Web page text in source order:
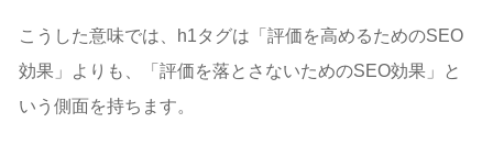
こうした意味では、h1タグは「評価を高めるためのSEO
効果」よりも、「評価を落とさないためのSEO効果」と
いう側面を持ちます。